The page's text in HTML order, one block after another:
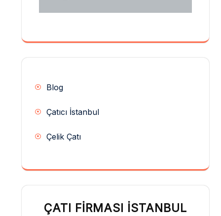
Blog
Çatıcı İstanbul
Çelik Çatı
ÇATI FIRMASI İSTANBUL